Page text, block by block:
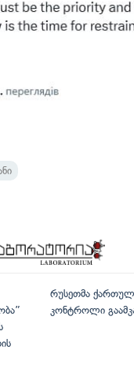
რუსეთმა
კონტროლი